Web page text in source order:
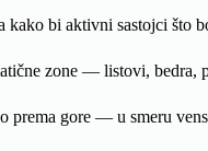
kako bi aktivni sastojci što
zone — listovi, bedra,
prema gore — u smeru